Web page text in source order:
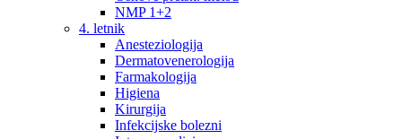
NMP 1+2
4. letnik
Anesteziologija
Dermatovenerologija
Farmakologija
Higiena
Kirurgija
Infekcijske bolezni